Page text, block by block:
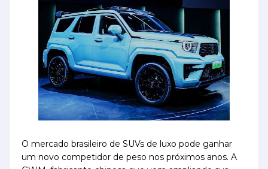
O mercado brasileiro de SUVs de luxo pode ganhar
um novo competidor de peso nos próximos anos. A